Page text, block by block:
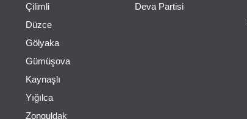
Çilimli
Düzce
Gölyaka
Gümüşova
Kaynaşlı
Yığılca
Zonguldak
Deva Partisi